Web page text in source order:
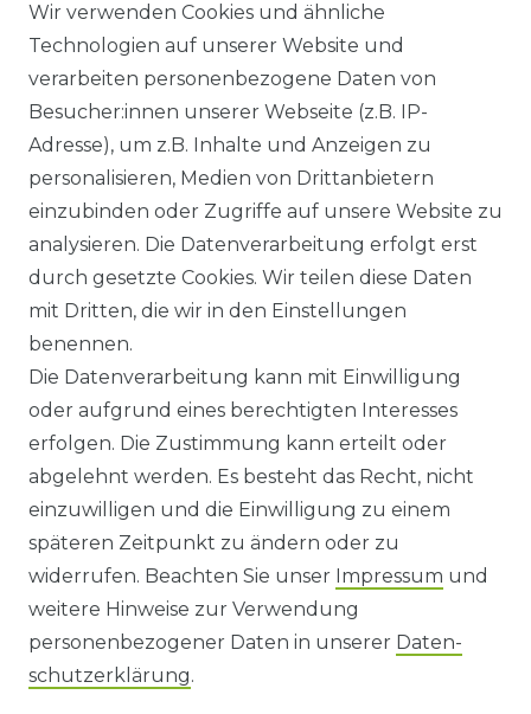
VERSANDARTEN & -KOSTEN
GEWERBETREIBENDE?
HILFE
KONTAKT
ANFAHRT
WIDERRUFS­FORMULAR
HINWEISE ZUR BATTERIEENTSORGUNG
IMPRESSUM
AGB UND KUNDENINFORMATIONEN
DATENSCHUTZERKLÄRUNG
Wir verwenden Cookies und ähnliche
Technologien auf unserer Website und
verarbeiten personenbezogene Daten von
Besucher:innen unserer Webseite (z.B. IP-
Adresse), um z.B. Inhalte und Anzeigen zu
personalisieren, Medien von Drittanbietern
einzubinden oder Zugriffe auf unsere Website zu
analysieren. Die Datenverarbeitung erfolgt erst
durch gesetzte Cookies. Wir teilen diese Daten
mit Dritten, die wir in den Einstellungen
benennen.
Die Datenverarbeitung kann mit Einwilligung
oder aufgrund eines berechtigten Interesses
erfolgen. Die Zustimmung kann erteilt oder
abgelehnt werden. Es besteht das Recht, nicht
einzuwilligen und die Einwilligung zu einem
späteren Zeitpunkt zu ändern oder zu
widerrufen. Beachten Sie unser Impressum und
weitere Hinweise zur Verwendung
personenbezogener Daten in unserer Daten­
schutz­erklärung.